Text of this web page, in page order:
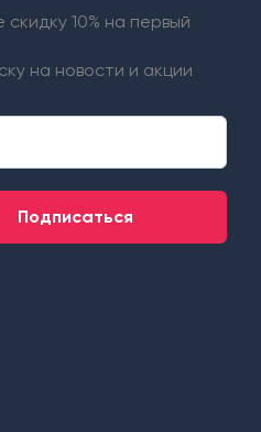
скидку 10% на первый
на новости и акции
Подписаться